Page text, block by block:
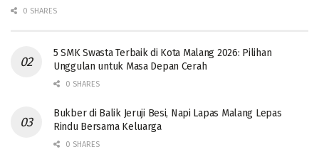
0 SHARES
5 SMK Swasta Terbaik di Kota Malang 2026: Pilihan
Unggulan untuk Masa Depan Cerah
0 SHARES
Bukber di Balik Jeruji Besi, Napi Lapas Malang Lepas
Rindu Bersama Keluarga
0 SHARES